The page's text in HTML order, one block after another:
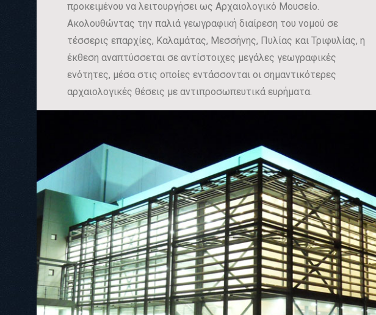
προκειμένου να λειτουργήσει ως Αρχαιολογικό Μουσείο.
Ακολουθώντας την παλιά γεωγραφική διαίρεση του νομού σε
τέσσερις επαρχίες, Καλαμάτας, Μεσσήνης, Πυλίας και Τριφυλίας, η
έκθεση αναπτύσσεται σε αντίστοιχες μεγάλες γεωγραφικές
ενότητες, μέσα στις οποίες εντάσσονται οι σημαντικότερες
αρχαιολογικές θέσεις με αντιπροσωπευτικά ευρήματα.